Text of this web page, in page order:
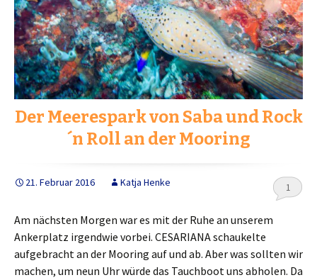
Der Meerespark von Saba und Rock
´n Roll an der Mooring
21. Februar 2016 Katja Henke 1
Am nächsten Morgen war es mit der Ruhe an unserem
Ankerplatz irgendwie vorbei. CESARIANA schaukelte
aufgebracht an der Mooring auf und ab. Aber was sollten wir
machen, um neun Uhr würde das Tauchboot uns abholen. Da